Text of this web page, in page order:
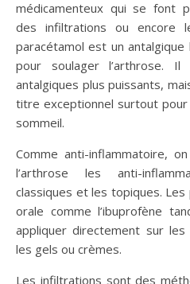
médicamenteux qui se font
des infiltrations ou encore
paracétamol est un
pour soulager l’arthrose. Il
antalgiques plus puissants,
titre exceptionnel surtout
sommeil.
Comme anti-inflammatoire,
l’arthrose les anti-
classiques et les topiques.
orale comme l’ibuprofène
appliquer directement sur les
les gels ou crèmes.
Les infiltrations sont des